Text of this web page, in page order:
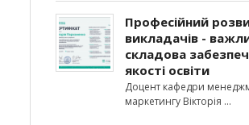
Професійний
викладачів -
складова
якості освіти
Доцент кафедри
маркетингу Вікторія